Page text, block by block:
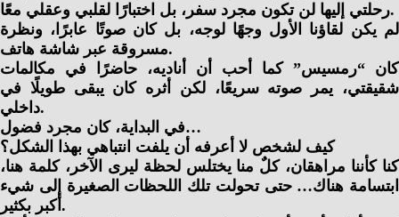
رحلتي إليها لن تكون مجرد سفر، بل اختبارًا لقلبي وعقلي معًا.
لم يكن لقاؤنا الأول وجهًا لوجه، بل كان صوتًا عابرًا، ونظرة
مسروقة عبر شاشة هاتف.
كان “رمسيس” كما أحب أن أناديه، حاضرًا في مكالمات
شقيقتي، يمر صوته سريعًا، لكن أثره كان يبقى طويلًا في
داخلي.
في البداية، كان مجرد فضول…
كيف لشخص لا أعرفه أن يلفت انتباهي بهذا الشكل؟
كنا كأننا مراهقان، كلٌ منا يختلس لحظة ليرى الآخر، كلمة هنا،
ابتسامة هناك… حتى تحولت تلك اللحظات الصغيرة إلى شيء
أكبر بكثير.